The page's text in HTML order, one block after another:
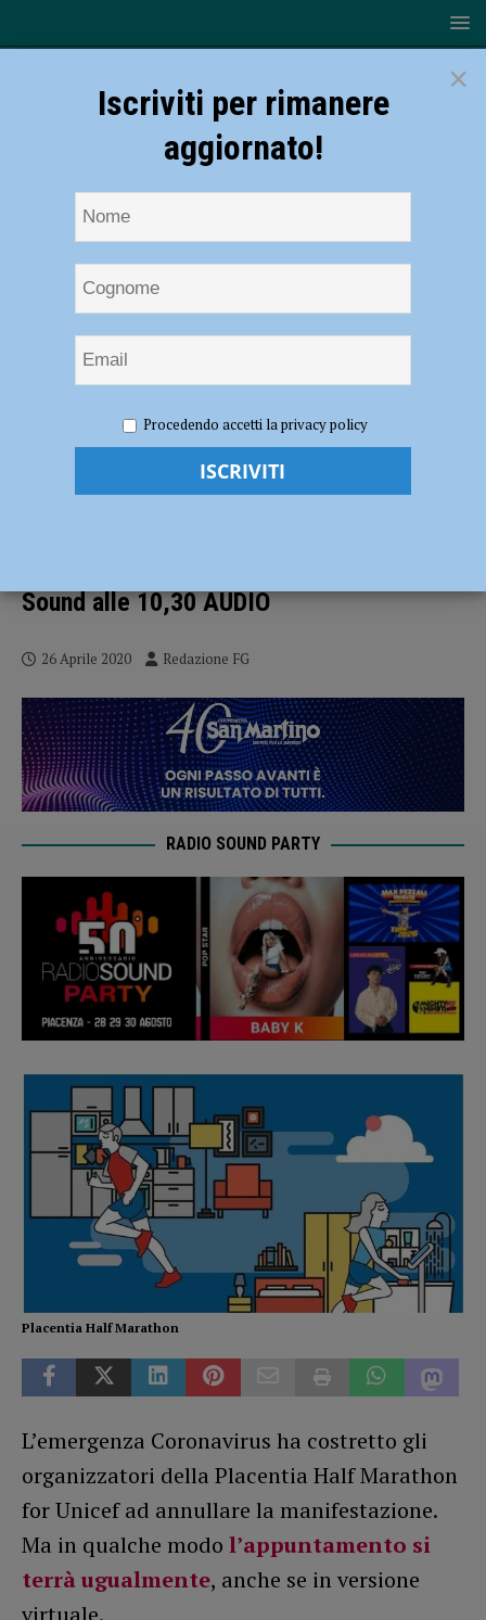
Marathon si ferma ma non si arrende, il 3 maggio la Home edition – il
via ufficiale in diretta su Radio Sound alle 10,30 AUDIO
La Placentia Half Marathon si ferma ma
Sound alle 10,30 AUDIO
26 Aprile 2020 Redazione FG
RADIO SOUND PARTY
Placentia Half Marathon
L’emergenza Coronavirus ha costretto gli
organizzatori della Placentia Half Marathon
for Unicef ad annullare la manifestazione.
Ma in qualche modo l’appuntamento si
terrà ugualmente, anche se in versione
×
Iscriviti per rimanere
aggiornato!
Procedendo accetti la privacy policy